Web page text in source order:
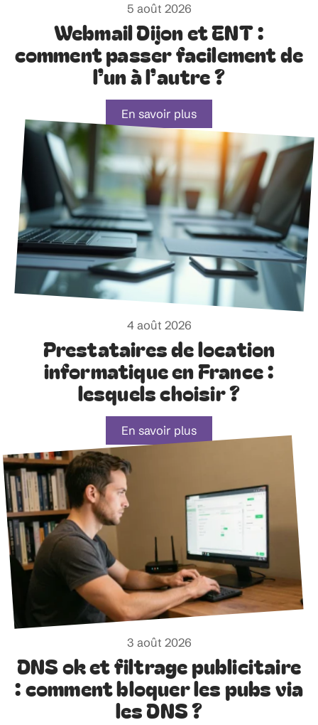
5 août 2026
Webmail Dijon et ENT :
comment passer facilement de
l’un à l’autre ?
En savoir plus
4 août 2026
Prestataires de location
informatique en France :
lesquels choisir ?
En savoir plus
3 août 2026
DNS ok et filtrage publicitaire
: comment bloquer les pubs via
les DNS ?